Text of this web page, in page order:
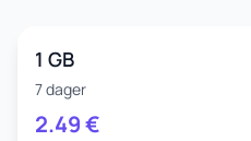
1 GB
7 dager
2.49€